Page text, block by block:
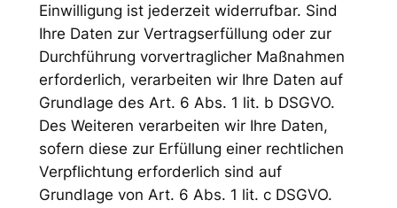
Einwilligung ist jederzeit widerrufbar. Sind
Ihre Daten zur Vertragserfüllung oder zur
Durchführung vorvertraglicher Maßnahmen
erforderlich, verarbeiten wir Ihre Daten auf
Grundlage des Art. 6 Abs. 1 lit. b DSGVO.
Des Weiteren verarbeiten wir Ihre Daten,
sofern diese zur Erfüllung einer rechtlichen
Verpflichtung erforderlich sind auf
Grundlage von Art. 6 Abs. 1 lit. c DSGVO.